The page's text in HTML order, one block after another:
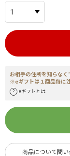
お相手の住所を知らなく
※eギフトは１商品毎に
eギフトとは
商品について問い